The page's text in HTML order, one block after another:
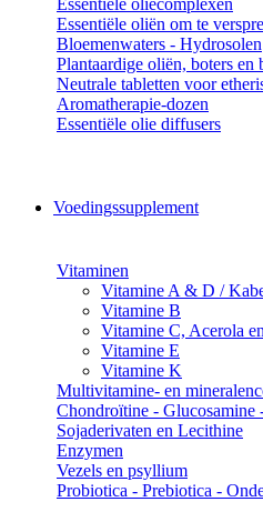
Essentiële oliecomplexen
Essentiële oliën om te
Bloemenwaters - Hydrosolen
Plantaardige oliën, boters en
Neutrale tabletten voor
Aromatherapie-dozen
Essentiële olie diffusers
Voedingssupplement
Vitaminen
Vitamine A & D /
Vitamine B
Vitamine C, Acerola
Vitamine E
Vitamine K
Multivitamine- en
Chondroïtine -
Sojaderivaten en Lecithine
Enzymen
Vezels en psyllium
Probiotica - Prebiotica -